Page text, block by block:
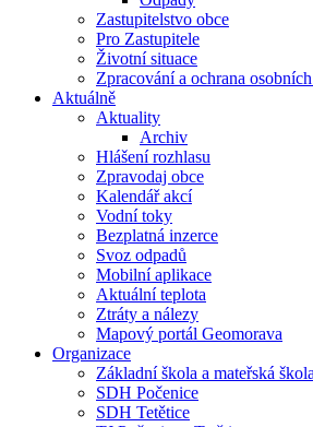
Zastupitelstvo obce
Pro Zastupitele
Životní situace
Zpracování a ochrana
Aktuálně
Aktuality
Archiv
Hlášení rozhlasu
Zpravodaj obce
Kalendář akcí
Vodní toky
Bezplatná inzerce
Svoz odpadů
Mobilní aplikace
Aktuální teplota
Ztráty a nálezy
Mapový portál Geomorava
Organizace
Základní škola a mateřská
SDH Počenice
SDH Tetětice